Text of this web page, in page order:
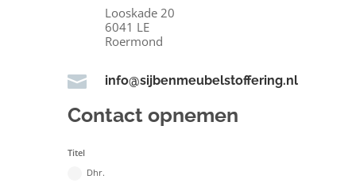
Looskade 20
6041 LE
Roermond
 info@sijbenmeubelstoffering.nl
Contact opnemen
Titel
Dhr.